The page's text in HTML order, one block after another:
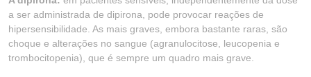
a ser administrada de dipirona, pode provocar reações de
hipersensibilidade. As mais graves, embora bastante raras, são
choque e alterações no sangue (agranulocitose, leucopenia e
trombocitopenia), que é sempre um quadro mais grave.